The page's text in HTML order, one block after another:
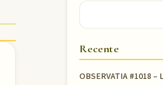
Recente
OBSERVATIA #1018 –